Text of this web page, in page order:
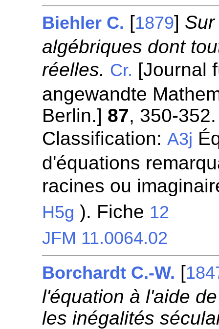
Biehler C. [1879]
algébriques dont
réelles. Cr. [Journal
angewandte
Berlin.] 87, 350-352.
Classification:A3j
d'équations
racines ou
H5g ). Fiche 12
JFM 11.0064.02
Borchardt C.-W. [
l'équation à l'aide
les inégalités